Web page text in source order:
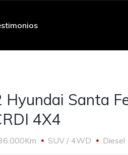
Hyundai Santa
4X4
SUV / 4WD Diesel